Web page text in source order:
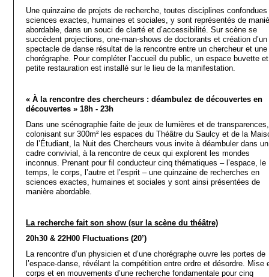
Une quinzaine de projets de recherche, toutes disciplines confondues
sciences exactes, humaines et sociales, y sont représentés de
abordable, dans un souci de clarté et d’accessibilité. Sur scène se
succèdent projections, one-man-shows de doctorants et création d’un
spectacle de danse résultat de la rencontre entre un chercheur et une
chorégraphe. Pour compléter l’accueil du public, un espace buvette et
petite restauration est installé sur le lieu de la manifestation.
« À la rencontre des chercheurs : déambulez de découvertes en
découvertes » 18h - 23h
Dans une scénographie faite de jeux de lumières et de transparences,
colonisant sur 300m² les espaces du Théâtre du Saulcy et de la
de l’Étudiant, la Nuit des Chercheurs vous invite à déambuler dans un
cadre convivial, à la rencontre de ceux qui explorent les mondes
inconnus. Prenant pour fil conducteur cinq thématiques – l’espace, le
temps, le corps, l’autre et l’esprit – une quinzaine de recherches en
sciences exactes, humaines et sociales y sont ainsi présentées de
manière abordable.
La recherche fait son show (sur la scène du théâtre)
20h30 & 22H00 Fluctuations (20’)
La rencontre d’un physicien et d’une chorégraphe ouvre les portes de
l’espace-danse, révélant la compétition entre ordre et désordre. Mise
corps et en mouvements d’une recherche fondamentale pour cinq